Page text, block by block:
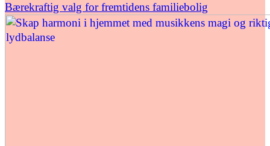
Bærekraftig valg for fremtidens familiebolig